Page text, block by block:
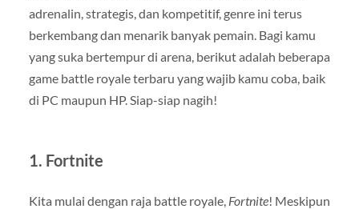
adrenalin, strategis, dan kompetitif, genre ini terus
berkembang dan menarik banyak pemain. Bagi kamu
yang suka bertempur di arena, berikut adalah beberapa
game battle royale terbaru yang wajib kamu coba, baik
di PC maupun HP. Siap-siap nagih!
1. Fortnite
Kita mulai dengan raja battle royale, Fortnite! Meskipun